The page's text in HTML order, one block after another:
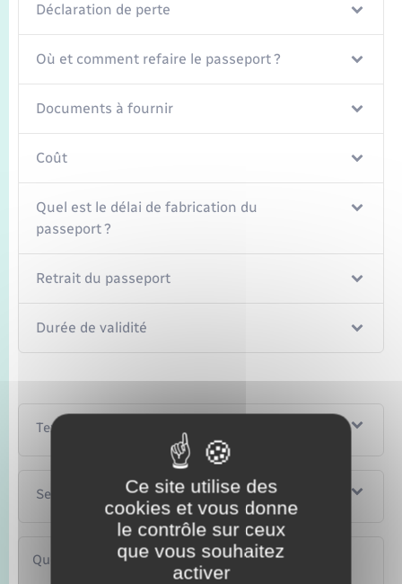
Déclaration de perte
Où et comment refaire le passeport ?
Documents à fournir
Coût
Quel est le délai de fabrication du
passeport ?
Retrait du passeport
Durée de validité
Textes de référence
Services en ligne et formulaires
Questions ? Réponses !
Ce site utilise des
cookies et vous donne
le contrôle sur ceux
que vous souhaitez
activer